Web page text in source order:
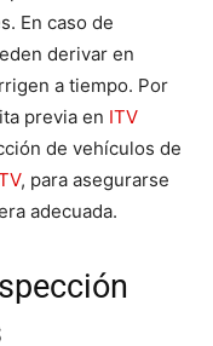
En caso de
derivar en
a tiempo. Por
previa en ITV
de vehículos de
, para asegurarse
adecuada.